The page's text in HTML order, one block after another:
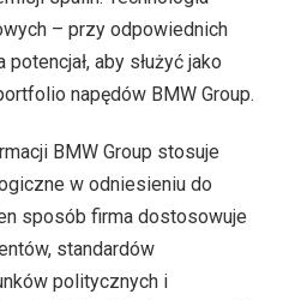
– przy odpowiednich
aby służyć jako
napędów BMW Group.
BMW Group stosuje
w odniesieniu do
sposób firma dostosowuje
standardów
politycznych i